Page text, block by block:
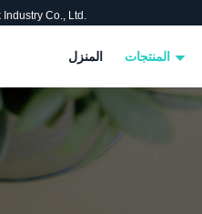
Co., Ltd.
المنزل